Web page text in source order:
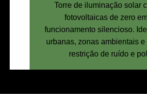
Torre de iluminação solar
fotovoltaicas de zero
funcionamento silencioso.
urbanas, zonas ambientais
restrição de ruído e